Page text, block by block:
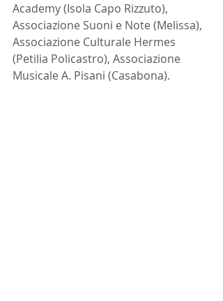
Academy (Isola Capo Rizzuto),
Associazione Suoni e Note (Melissa),
Associazione Culturale Hermes
(Petilia Policastro), Associazione
Musicale A. Pisani (Casabona).